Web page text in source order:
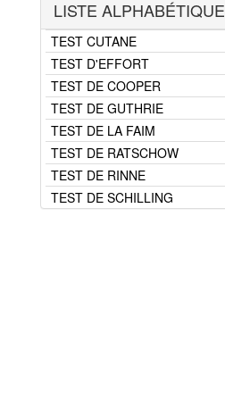
URTICAIRE COMMUNE
LISTE ALPHABÉTIQUE
TEST A LA VASOPRESSINE
TEST CUTANE
TEST D'EFFORT
TEST DE COOPER
TEST DE GUTHRIE
TEST DE LA FAIM
TEST DE RATSCHOW
TEST DE RINNE
TEST DE SCHILLING